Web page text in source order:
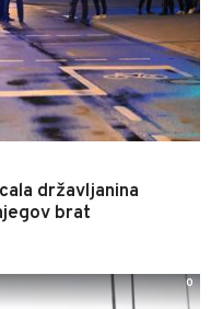
državljanina
brat
0